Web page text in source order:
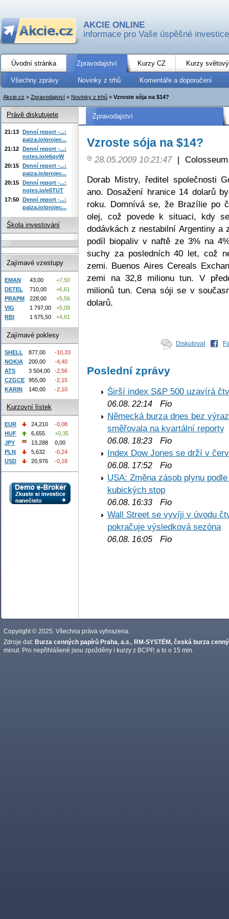
AKCIE ONLINE
informace pro Vaše úspěšné investice
Úvodní stránka Zpravodajství Kurzy CZ Kurzy
Všechny zprávy Novinky z trhů Komentáře a doporučení
Akcie.cz » Zpravodajství » Novinky z trhů » Vzroste sója na $14?
Zpravodajství
Vzroste sója na $14?
28.05.2009 10:21:47 |
Dorab Mistry, ředitel společnosti
ano. Dosažení hranice 14 dolarů
roku. Domnívá se, že Brazílie po
olej, což povede k situaci, kdy
dodávkách z nestabilní Argentiny
podíl biopaliv v naftě ze 3% na
suchy za posledních 40 let, což
zemi. Buenos Aires Cereals
zemi na 32,8 milionu tun. V
milionů tun. Cena sóji se v
dolarů.
Diskutovat
Poslední zprávy
Širší index S&P 500 uzavírá
06.08. 22:14 Fio
Německá burza dnes bez
směřovala na kvartální reporty
06.08. 18:23 Fio
Index Dow Jones se drží v
06.08. 17:52 Fio
USA: Změna zásob plynu
kubických stop
06.08. 16:33 Fio
Wall Street se vyvíji v úvodu
pokračuje výsledková sezóna
06.08. 16:05 Fio
Právě diskutujete
21:13 Denní report -...:
paiza.io/projec...
21:12 Denní report -...:
notes.io/e6qyW
20:15 Denní report -...:
paiza.io/projec...
20:15 Denní report -...:
notes.io/e5TUT
17:50 Denní report -...:
paiza.io/projec...
Škola investování
Zajímavé vzestupy
EMAN 43,00
+7,50
DETEL
710,00
+6,61
PRAPM
228,00
+5,56
VIG
1 797,00
+5,09
RBI
1 575,50 +4,61
Zajímavé poklesy
SHELL 877,00
-10,33
NOKIA
200,00
-4,40
ATS
3 504,00
-2,56
CZGCE
955,00
-2,15
KARIN
140,00 -2,10
Kurzovní lístek
EUR 24,210
-0,08
HUF
6,655
+0,35
JPY
13,288
0,00
PLN
5,632
-0,24
USD
20,976 -0,18
Copyright © 2025. Všechna práva vyhrazena.
Zdroje dat: Burza cenných papírů Praha, a.s. RM-SYSTÉM, česká burza
minut. Pro nepřihlášené jsou zpožděny i kurzy z BCPP, a to o 15 min.